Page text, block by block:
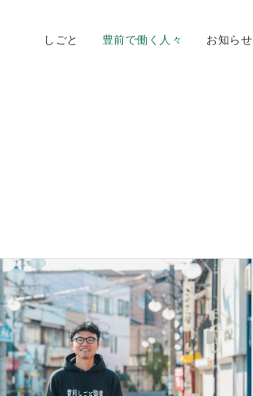
しごと 豊前で働く人々 お知らせ